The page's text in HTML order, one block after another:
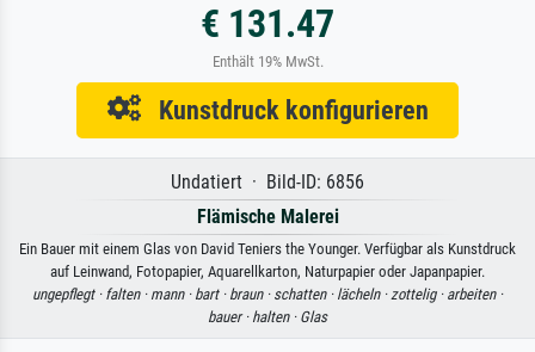
€ 131.47
Enthält 19% MwSt.
Kunstdruck konfigurieren
Undatiert · Bild-ID: 6856
Flämische Malerei
Ein Bauer mit einem Glas von David Teniers the Younger. Verfügbar als Kunstdruck
auf Leinwand, Fotopapier, Aquarellkarton, Naturpapier oder Japanpapier.
ungepflegt · falten · mann · bart · braun · schatten · lächeln ·zottelig · arbeiten ·
bauer · halten · Glas